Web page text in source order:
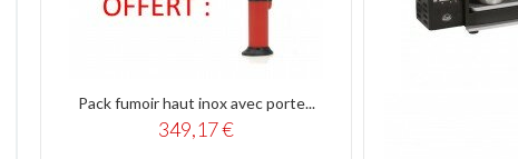
Pack fumoir haut inox avec porte...
349,17 €